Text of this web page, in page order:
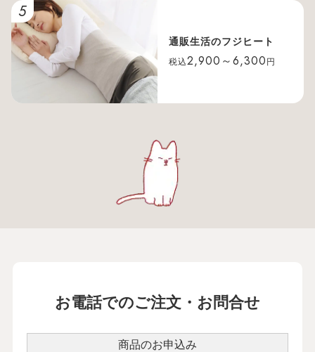
5
通販生活のフジヒート
税込2,900～6,300 円
お電話でのご注文・お問合せ
商品のお申込み